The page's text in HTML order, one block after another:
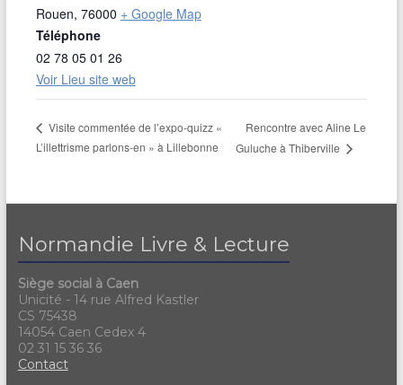
Rouen, 76000 + Google Map
Téléphone
02 78 05 01 26
Voir Lieu site web
Visite commentée de l’expo-quizz «
L’illettrisme parlons-en » à Lillebonne
Rencontre avec Aline Le
Guluche à Thiberville
Normandie Livre & Lecture
Siège social à Caen
Unicité - 14 rue Alfred Kastler
CS 75438
14054 Caen Cedex 4
02 31 15 36 36
Contact